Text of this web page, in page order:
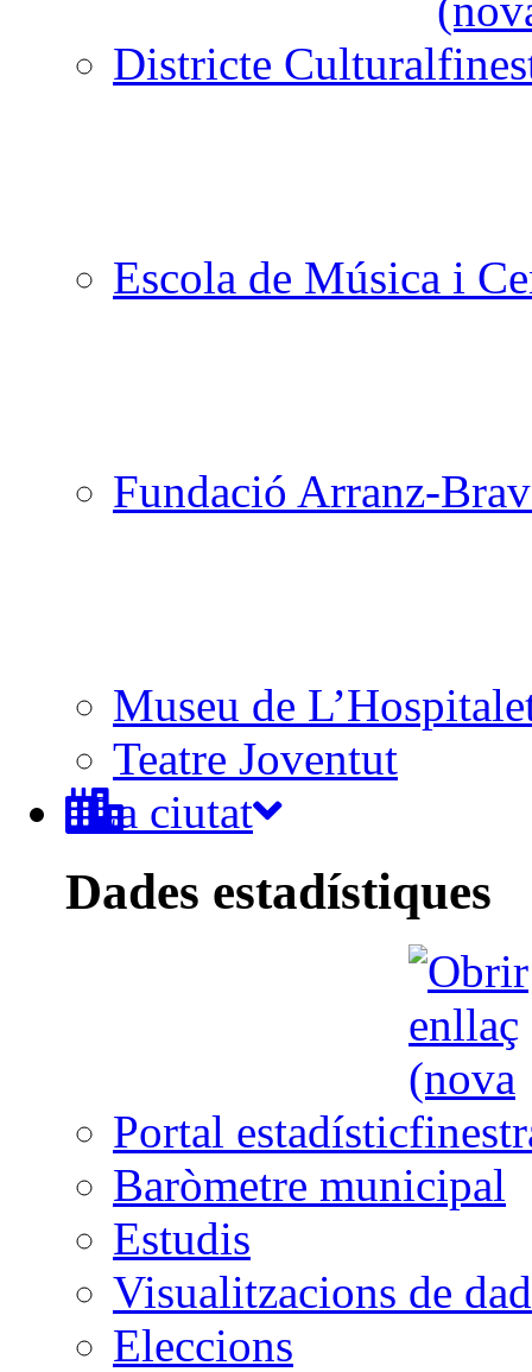
Districte Cultural
Escola de Música i
Fundació Arranz-
Museu de
Teatre Joventut
La ciutat
Dades estadístiques
Portal estadístic
Baròmetre municipal
Estudis
Visualitzacions de
Eleccions